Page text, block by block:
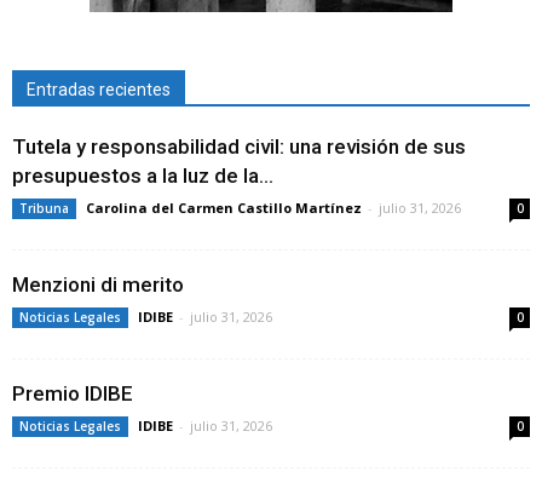
Entradas recientes
Tutela y responsabilidad civil: una revisión de sus
presupuestos a la luz de la...
Tribuna Carolina del Carmen Castillo Martínez - julio 31, 2026 0
Menzioni di merito
Noticias Legales IDIBE - julio 31, 2026 0
Premio IDIBE
Noticias Legales IDIBE - julio 31, 2026 0